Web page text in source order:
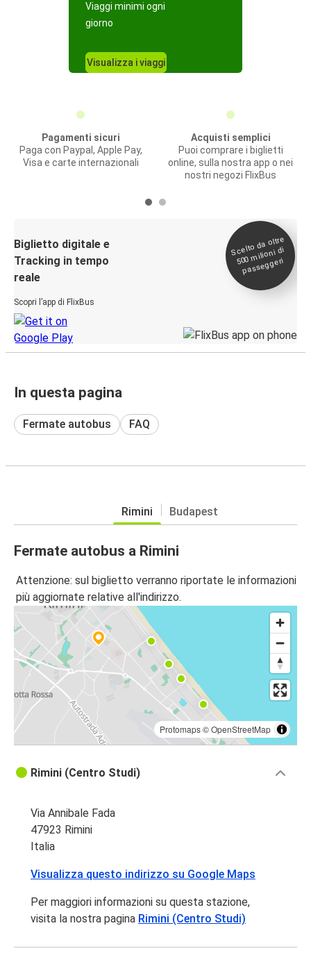
Viaggi minimi ogni
giorno
Visualizza i viaggi
Pagamenti sicuri
Paga con Paypal, Apple Pay,
Visa e carte internazionali
Acquisti semplici
Puoi comprare i biglietti
online, sulla nostra app o nei
nostri negozi FlixBus
Biglietto digitale e
Tracking in tempo
reale
Scopri l’app di FlixBus
Scelto da oltre
500
milioni di
passeggeri
In questa pagina
Fermate autobus FAQ
Rimini Budapest
Fermate autobus a Rimini
Attenzione: sul biglietto verranno riportate le informazioni
più aggiornate relative all'indirizzo.
Protomaps©OpenStreetMap
Rimini (Centro Studi)
Via Annibale Fada
47923 Rimini
Italia
Visualizza questo indirizzo su Google Maps
Per maggiori informazioni su questa stazione,
visita la nostra pagina Rimini (Centro Studi)